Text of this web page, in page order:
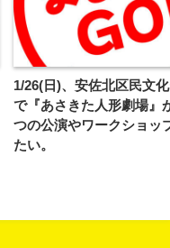
1/26(日)、安佐北区民文
で『あさきた人形劇場』
つの公演やワークショッ
たい。